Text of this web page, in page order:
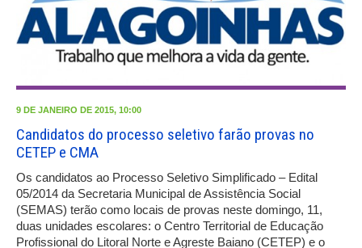
9 DE JANEIRO DE 2015, 10:00
Candidatos do processo seletivo farão provas no
CETEP e CMA
Os candidatos ao Processo Seletivo Simplificado – Edital
05/2014 da Secretaria Municipal de Assistência Social
(SEMAS) terão como locais de provas neste domingo, 11,
duas unidades escolares: o Centro Territorial de Educação
Profissional do Litoral Norte e Agreste Baiano (CETEP) e o